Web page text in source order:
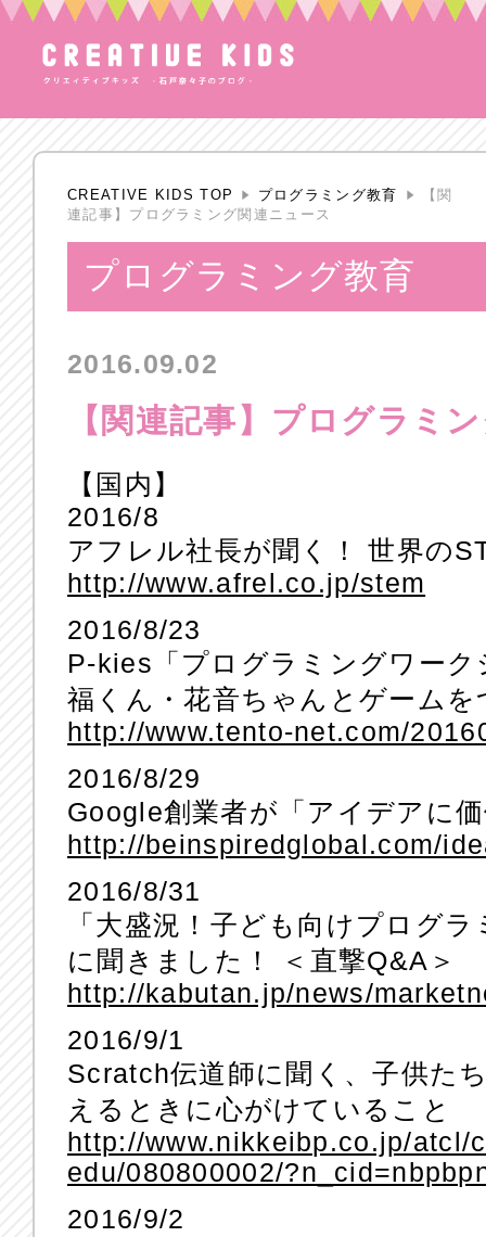
CREATIVE KIDS TOP プログラミング教育
【関
連記事】プログラミング関連ニュース
プログラミング教育
2016.09.02
【関連記事】プログラミ
【国内】
2016/8
アフレル社長が聞く！ 世界の
http://www.afrel.co.jp/stem
2016/8/23
P-kies「プログラミングワー
福くん・花音ちゃんとゲームを
http://www.tento-net.com/
2016/8/29
Google創業者が「アイデアに
http://beinspiredglobal.com/
2016/8/31
「大盛況！子ども向けプログ
に聞きました！ ＜直撃Q&A＞
http://kabutan.jp/news/
2016/9/1
Scratch伝道師に聞く、子供た
えるときに心がけていること
http://www.nikkeibp.co.jp/atcl/
edu/080800002/
2016/9/2